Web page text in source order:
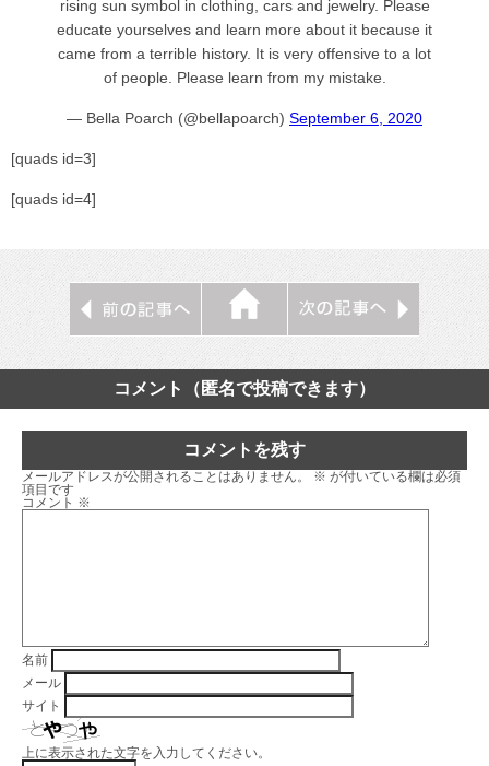
rising sun symbol in clothing, cars and jewelry. Please
educate yourselves and learn more about it because it
came from a terrible history. It is very offensive to a lot
of people. Please learn from my mistake.
— Bella Poarch (@bellapoarch) September 6, 2020
[quads id=3]
[quads id=4]
コメント（匿名で投稿できます）
コメントを残す
メールアドレスが公開されることはありません。 ※ が付いている欄は必須
項目です
コメント ※
名前
メール
サイト
上に表示された文字を入力してください。